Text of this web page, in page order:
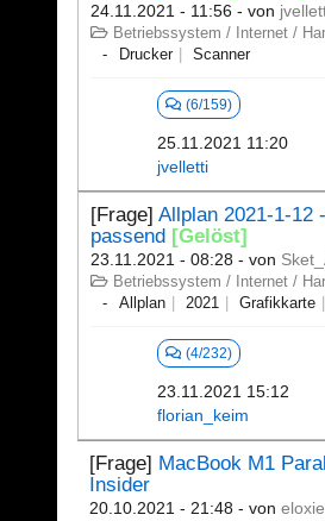
24.11.2021 - 11:56 - von
Betriebssystem / Internet /
Drucker
Scanner
(6/159)
25.11.2021 11:20
jvelletti
[Frage] Allplan 2021-1-12
passend [Gelöst]
23.11.2021 - 08:28 - von
Betriebssystem / Internet /
Allplan
2021 Grafikkarte
(4/232)
23.11.2021 15:12
florian_keim
[Frage] MacBook M1
Insider
20.10.2021 - 21:48 - von